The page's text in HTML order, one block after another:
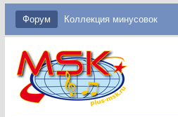
Форум Коллекция минусовок